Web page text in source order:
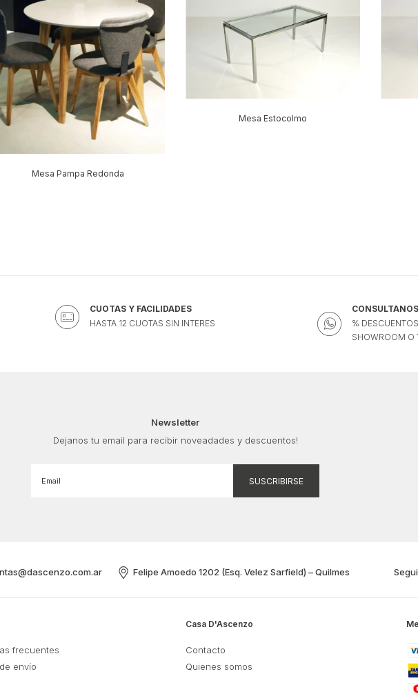
Mesa Pampa Redonda
Mesa Estocolmo
CUOTAS Y FACILIDADES
HASTA 12 CUOTAS SIN INTERES
%
SHOWROOM O
Newsletter
Dejanos tu email para recibir noveadades y descuentos!
Felipe Amoedo 1202 (Esq. Velez Sarfield) – Quilmes
frecuentes
envío
Casa D'Ascenzo
Contacto
Quienes somos